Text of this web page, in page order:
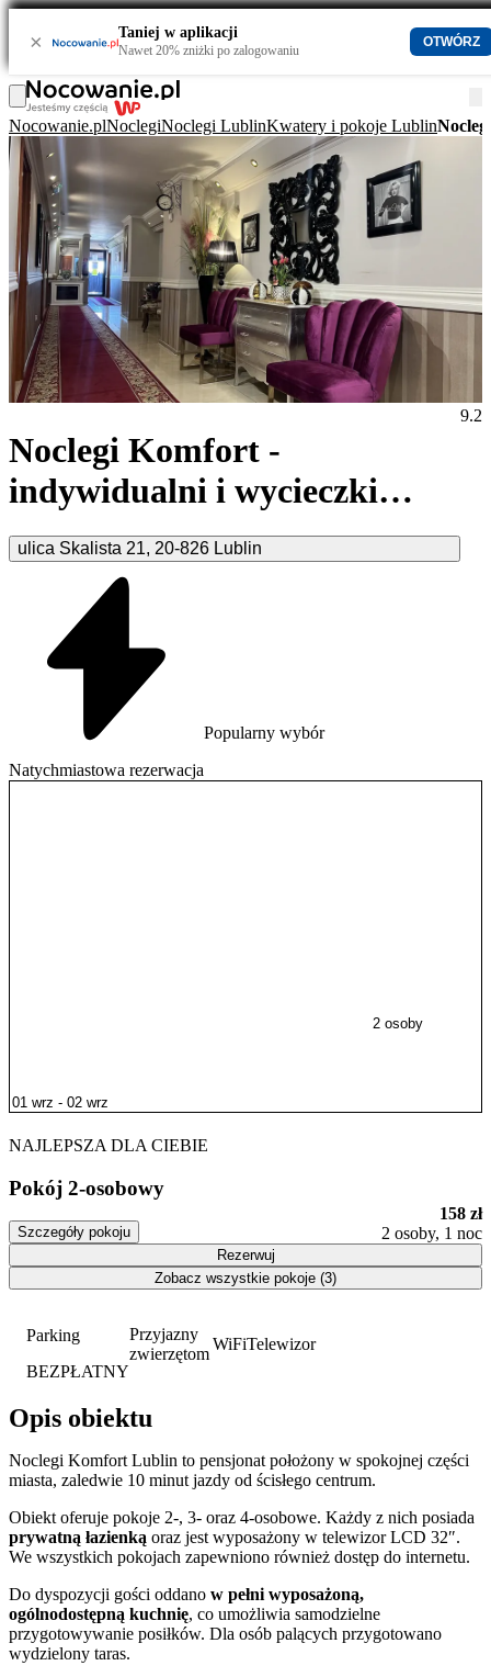
× Taniej w aplikacji
Nawet 20% zniżki po zalogowaniu
OTWÓRZ
Nocowanie.plNoclegiNoclegi LublinKwatery i pokoje Lublin
Noclegi Komfort -
indywidualni i wycieczki
Lublin
ulica Skalista 21, 20-826 Lublin
9.2
Natychmiastowa rezerwacja
Popularny wybór
Parking
BEZPŁATNY
Przyjazny
zwierzętom
WiFiTelewizor
Opis obiektu
Noclegi Komfort Lublin to pensjonat położony w spokojnej części
miasta, zaledwie 10 minut jazdy od ścisłego centrum.
Obiekt oferuje pokoje 2-, 3- oraz 4-osobowe. Każdy z nich posiada
prywatną łazienką oraz jest wyposażony w telewizor LCD 32″.
We wszystkich pokojach zapewniono również dostęp do internetu.
Do dyspozycji gości oddano w pełni wyposażoną,
ogólnodostępną kuchnię, co umożliwia samodzielne
przygotowywanie posiłków. Dla osób palących przygotowano
wydzielony taras.
2 osoby
NAJLEPSZA DLA CIEBIE
Pokój 2-osobowy
Szczegóły pokoju
158 zł
2 osoby, 1 noc
Rezerwuj
Zobacz wszystkie pokoje (3)